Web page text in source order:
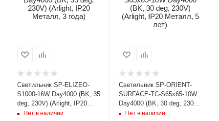
Светильник SP-ELIZEO-
S1000-16W Day4000 (BK, 35
deg, 230V) (Arlight, IP20
Металл, 3 года)
Нет в наличии
Светильник SP-ORIENT-
SURFACE-TC-S65x65-10W
Day4000 (BK, 30 deg, 230V)
(Arlight, IP20 Металл, 5
Нет в наличии